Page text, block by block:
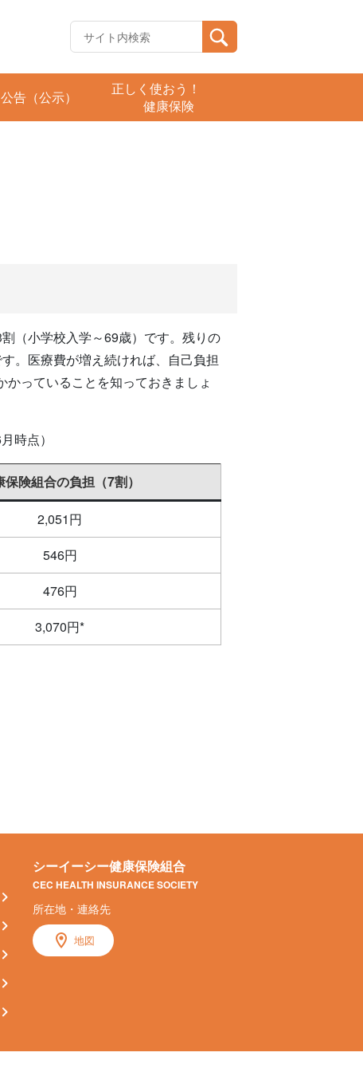
告（公示）
正しく使おう！
健康保険
（小学校入学～69歳）です。残りの
。医療費が増え続ければ、自己負担
っていることを知っておきましょ
時点）
保険組合の負担（7割）
2,051円
546円
476円
3,070円*
シーイーシー健康保険組合
CEC HEALTH INSURANCE SOCIETY
所在地・連絡先
地図